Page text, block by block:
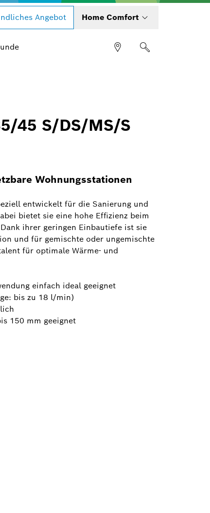
Angebot Home Comfort
45 S/DS/MS/S
Wohnungsstationen
entwickelt für die Sanierung und
bietet sie eine hohe Effizienz beim
ihrer geringen Einbautiefe ist sie
und für gemischte oder ungemischte
für optimale Wärme- und
einfach ideal geeignet
bis zu 18 l/min)
150 mm geeignet